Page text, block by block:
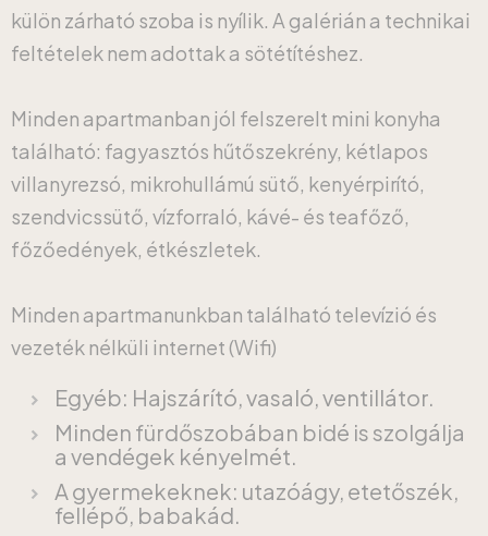
külön zárható szoba is nyílik. A galérián a technikai
feltételek nem adottak a sötétítéshez.
Minden apartmanban jól felszerelt mini konyha
található: fagyasztós hűtőszekrény, kétlapos
villanyrezsó, mikrohullámú sütő, kenyérpirító,
szendvicssütő, vízforraló, kávé- és teafőző,
főzőedények, étkészletek.
Minden apartmanunkban található televízió és
vezeték nélküli internet (Wifi)
Egyéb: Hajszárító, vasaló, ventillátor.
Minden fürdőszobában bidé is szolgálja
a vendégek kényelmét.
A gyermekeknek: utazóágy, etetőszék,
fellépő, babakád.